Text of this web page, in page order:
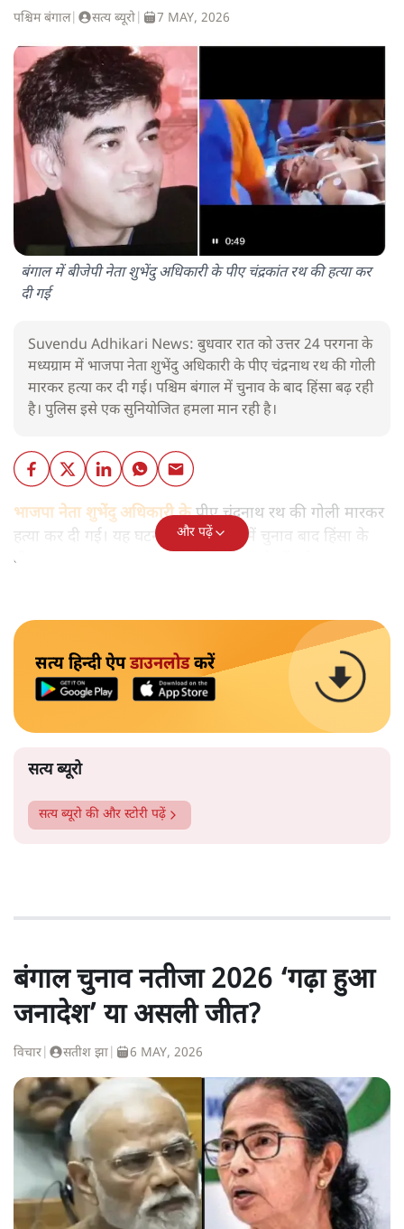
पश्चिम बंगाल| सत्य ब्यूरो 7 MAY, 2026
बंगाल में बीजेपी नेता शुभेंदु अधिकारी के पीए चंद्रकांत रथ की हत्या कर
दी गई
Suvendu Adhikari News: बुधवार रात को उत्तर 24 परगना के
मध्यग्राम में भाजपा नेता शुभेंदु अधिकारी के पीए चंद्रनाथ रथ की गोली
मारकर हत्या कर दी गई। पश्चिम बंगाल में चुनाव के बाद हिंसा बढ़ रही
है। पुलिस इसे एक सुनियोजित हमला मान रही है।
भाजपा नेता शुभेंदु अधिकारी केपीए चंद्रनाथ रथ की गोली मारकर
हत्या कर दी गई। यह घटना पश्चिम बंगाल में चुनाव बाद हिंसा के
बीच बुधवार रात मध्यमग्राम के दोहरिया इलाके में हुई।
और पढ़ें
सत्य हिन्दी ऐपडाउनलोडकरें
सत्य ब्यूरो
सत्य ब्यूरो की और स्टोरी पढ़ें
बंगाल चुनाव नतीजा 2026 ‘गढ़ा हुआ
जनादेश’ या असली जीत?
विचार सतीश झा 6 MAY, 2026